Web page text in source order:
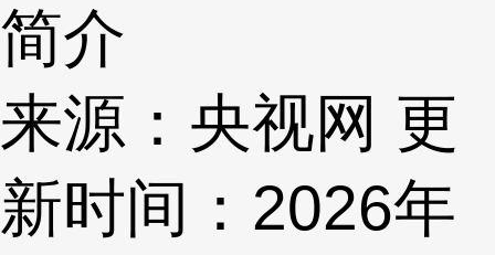
简介
来源：央视网 更
新时间：2026年